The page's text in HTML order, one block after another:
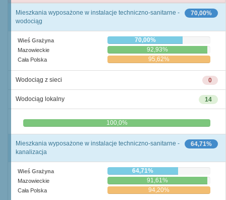
70,00%
Mieszkania wyposażone w instalacje techniczno-sanitarne -
wodociąg
Wieś Grażyna 70,00%
Mazowieckie 92,93%
Cała Polska 95,62%
0
Wodociąg z sieci
14
Wodociąg lokalny
0,0% 100,0%
64,71%
Mieszkania wyposażone w instalacje techniczno-sanitarne -
kanalizacja
Wieś Grażyna 64,71%
Mazowieckie 91,61%
Cała Polska 94,20%